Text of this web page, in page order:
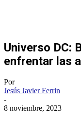
Universo DC:
enfrentar las
Por
Jesús Javier Ferrin
-
8 noviembre, 2023